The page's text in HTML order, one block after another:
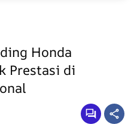
Honda
Prestasi di